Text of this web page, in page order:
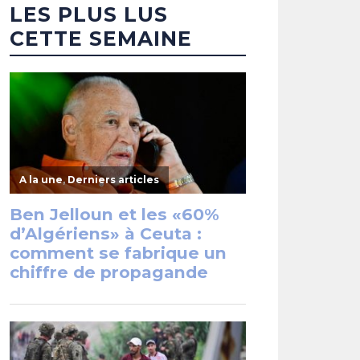
LES PLUS LUS
CETTE SEMAINE